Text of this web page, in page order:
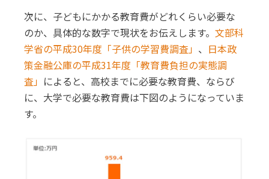
次に、子どもにかかる教育費がどれくらい必要な
のか、具体的な数字で現状をお伝えします。文部科
学省の平成30年度「子供の学習費調査」 、 日本政
策金融公庫の平成31年度「教育費負担の実態調
査」 によると、高校までに必要な教育費、ならび
に、大学で必要な教育費は下図のようになっていま
す。